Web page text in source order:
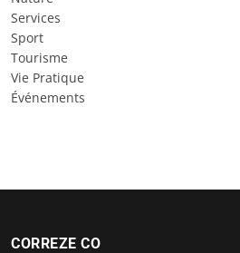
Services
Sport
Tourisme
Vie Pratique
Événements
CORREZE CO